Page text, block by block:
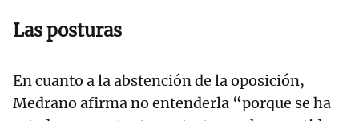
Las posturas
En cuanto a la abstención de la oposición,
Medrano afirma no entenderla “porque se ha